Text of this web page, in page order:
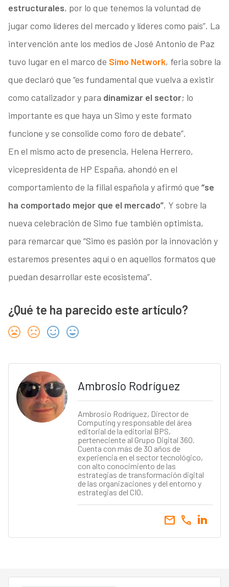
estructurales, por lo que tenemos la voluntad de
jugar como líderes del mercado y líderes como país”. La
intervención ante los medios de José Antonio de Paz
tuvo lugar en el marco de Simo Network, feria sobre la
que declaró que “es fundamental que vuelva a existir
como catalizador y para dinamizar el sector; lo
importante es que haya un Simo y este formato
funcione y se consolide como foro de debate”.
En el mismo acto de presencia, Helena Herrero,
vicepresidenta de HP España, ahondó en el
comportamiento de la filial española y afirmó que “se
ha comportado mejor que el mercado”. Y sobre la
nueva celebración de Simo fue también optimista,
para remarcar que “Simo es pasión por la innovación y
estaremos presentes aquí o en aquellos formatos que
puedan desarrollar este ecosistema”.
¿Qué te ha parecido este artículo?
Ambrosio Rodríguez
Ambrosio Rodríguez, Director de
Computing y responsable del área
editorial de la editorial BPS,
perteneciente al Grupo Digital 360.
Cuenta con más de 30 años de
experiencia en el sector tecnológico,
con alto conocimiento de las
estrategias de transformación digital
de las organizaciones y del entorno y
estrategias del CIO.
call
email